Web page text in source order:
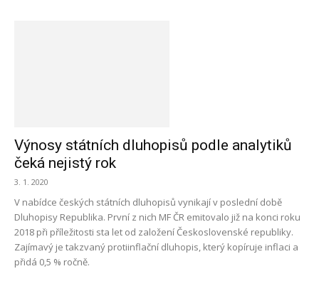
Výnosy státních dluhopisů podle analytiků
čeká nejistý rok
3. 1. 2020
V nabídce českých státních dluhopisů vynikají v poslední době
Dluhopisy Republika. První z nich MF ČR emitovalo již na konci roku
2018 při příležitosti sta let od založení Československé republiky.
Zajímavý je takzvaný protiinflační dluhopis, který kopíruje inflaci a
přidá 0,5 % ročně.